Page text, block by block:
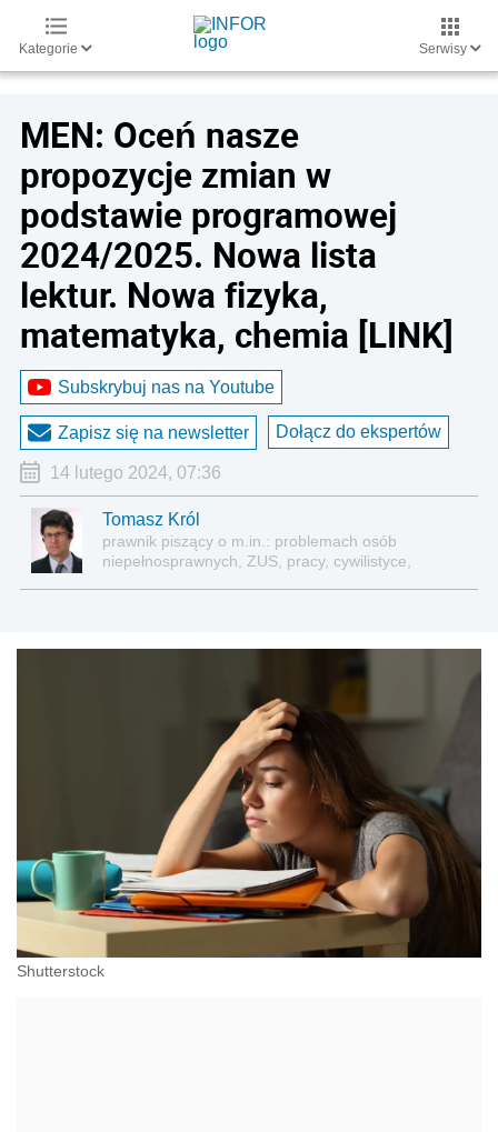
Kategorie Serwisy
MEN: Oceń nasze
propozycje zmian w
podstawie programowej
2024/2025. Nowa lista
lektur. Nowa fizyka,
matematyka, chemia [LINK]
Subskrybuj nas na Youtube
Zapisz się na newsletter Dołącz do ekspertów
14 lutego 2024, 07:36
Tomasz Król
prawnik piszący o m.in.: problemach osób
niepełnosprawnych, ZUS, pracy, cywilistyce,
Shutterstock